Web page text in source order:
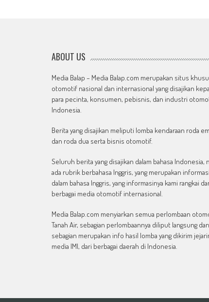
ABOUT US
Media Balap – Media Balap.com merupakan situs
otomotif nasional dan internasional yang disajikan
para pecinta, konsumen, pebisnis, dan industri
Indonesia.
Berita yang disajikan meliputi lomba kendaraan roda
dan roda dua serta bisnis otomotif.
Seluruh berita yang disajikan dalam bahasa Indonesia,
ada rubrik berbahasa Inggris, yang merupakan informasi
dalam bahasa Inggris, yang informasinya kami rangkai
berbagai media otomotif internasional.
Media Balap.com menyiarkan semua perlombaan
Tanah Air, sebagian perlombaannya diliput langsung dan
sebagian merupakan info hasil lomba yang dikirim
media IMI, dari berbagai daerah di Indonesia.